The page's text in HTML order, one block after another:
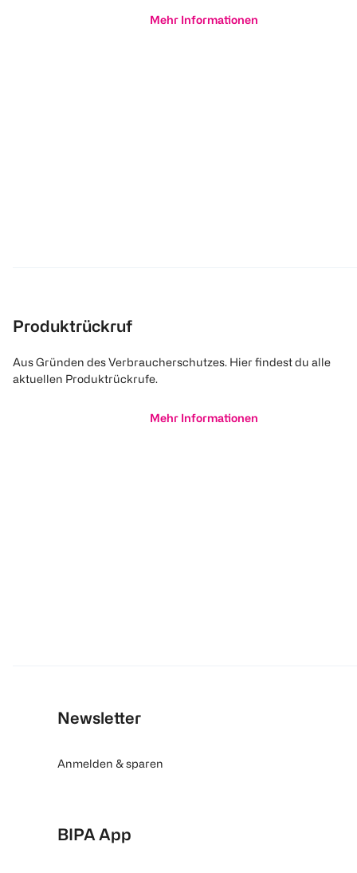
Mehr Informationen
Produktrückruf
Aus Gründen des Verbraucherschutzes. Hier findest du alle
aktuellen Produktrückrufe.
Mehr Informationen
Newsletter
Anmelden & sparen
BIPA App